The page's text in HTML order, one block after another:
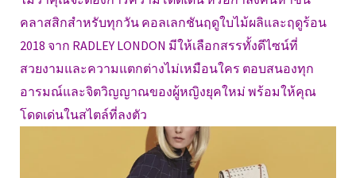
คลาสสิกสำหรับทุกวัน คอลเลกชันฤดูใบไม้ผลิและฤดูร้อน
2018 จาก RADLEY LONDON มีให้เลือกสรรทั้งดีไซน์ที่
สวยงามและความแตกต่างไม่เหมือนใคร ตอบสนองทุก
อารมณ์และจิตวิญญาณของผู้หญิงยุคใหม่ พร้อมให้คุณ
โดดเด่นในสไตล์ที่ลงตัว